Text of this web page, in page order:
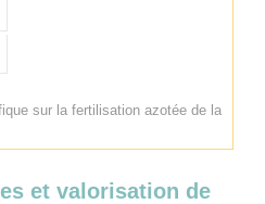
sur la fertilisation azotée de la
et valorisation de